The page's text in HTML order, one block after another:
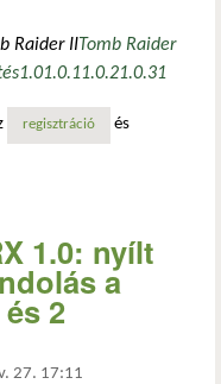
Raider IITomb Raider
1.01.0.11.0.21.0.31
frissítés a klasszikus tomb
regisztráció és
1.0: nyílt
a
2
27. 17:11